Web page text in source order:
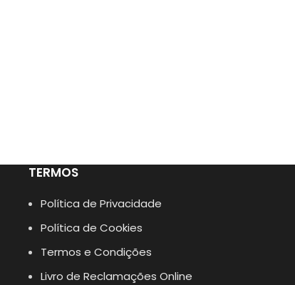
TERMOS
Política de Privacidade
Política de Cookies
Termos e Condições
Livro de Reclamações Online